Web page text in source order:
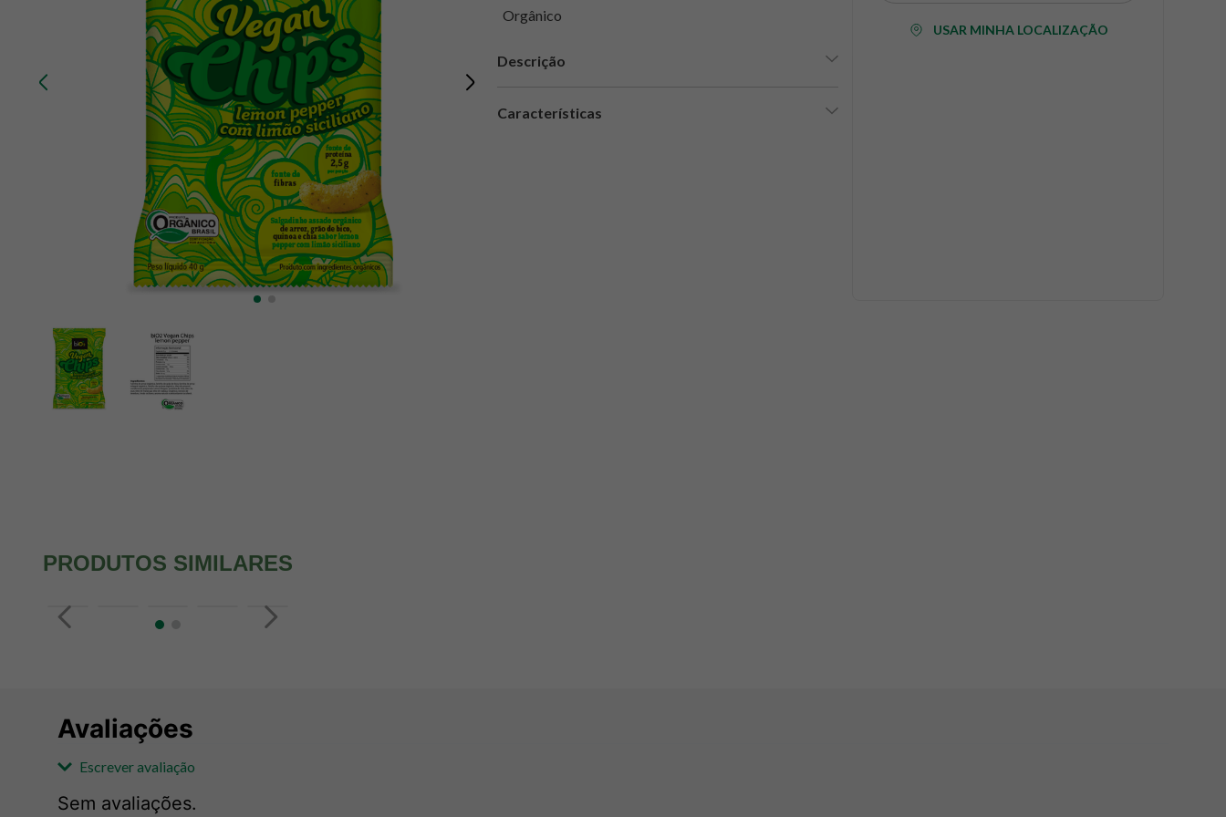
Orgânico
Descrição
Características
USAR MINHA LOCALIZAÇÃO
PRODUTOS SIMILARES
Avaliações
Escrever avaliação
Sem avaliações.
10º creatina mundo verde